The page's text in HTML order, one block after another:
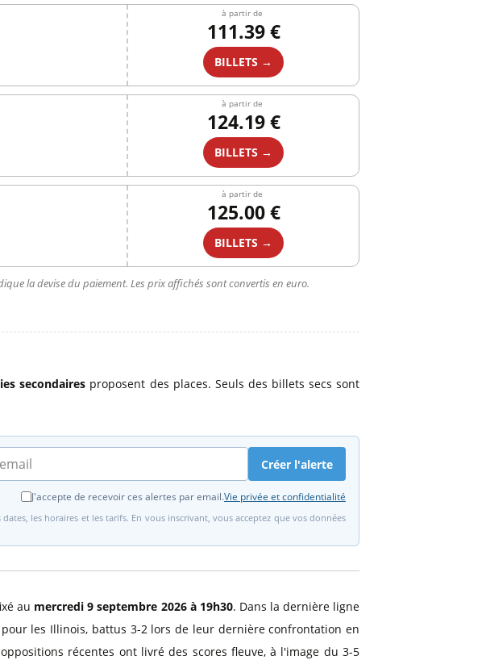
à partir de
111.39 €
BILLETS →
à partir de
124.19 €
BILLETS →
à partir de
125.00 €
BILLETS →
la devise du paiement. Les prix affichés sont convertis en euro.
secondaires proposent des places. Seuls des billets secs sont
Créer l'alerte
J'accepte de recevoir ces alertes par email.Vie privée et confidentialité
les horaires et les tarifs. En vous inscrivant, vous acceptez que vos données
au mercredi 9 septembre 2026 à 19h30. Dans la dernière ligne
les Illinois, battus 3-2 lors de leur dernière confrontation en
récentes ont livré des scores fleuve, à l'image du 3-5